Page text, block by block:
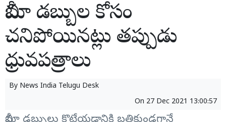
బీమా డబ్బుల కోసం
చనిపోయినట్లు తప్పుడు
ధ్రువపత్రాలు
By News India Telugu Desk
On 27 Dec 2021 13:00:57